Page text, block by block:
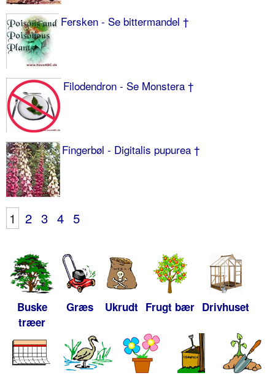
Fersken - Se bittermandel †
Filodendron - Se Monstera †
Fingerbøl - Digitalis pupurea †
1 2 3 4 5
Buske
træer
Græs Ukrudt Frugt bær Drivhuset